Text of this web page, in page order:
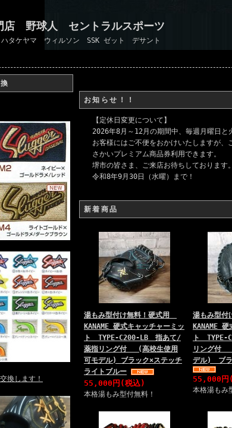
店 野球人 セントラルスポーツ
タケヤマ ウィルソン SSK ゼット デサント
換します！
お知らせ！！
【定休日変更について】
2026年8月～12月の期間中、毎週月曜日と
お客様にはご不便をおかけいたしますが
さかいプレミアム商品券利用できます。
堺市の皆さま、ご来店お待ちしております。
令和8年9月30日（水曜）まで！
新着商品
湯もみ型付け無料！硬式用
KANAME 硬式キャッチャーミッ
ト TYPE-C200-LB 指あて/
薬指リング付 (高校生使用
可モデル) ブラック×ステッチ
ライトブルー
55,000円(税込)
本格湯もみ型付無料！
湯もみ型付
KANAME
ト TYPE-
リング付
デル) ブラ
55,000円
本格湯もみ